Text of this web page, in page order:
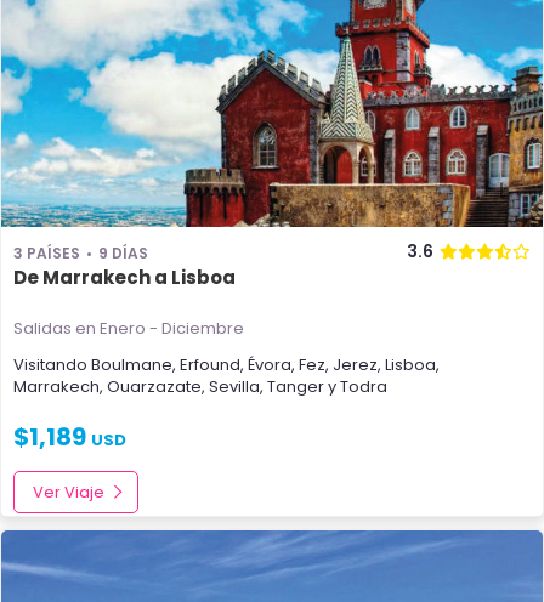
3 PAÍSES 9 DÍAS 3.6
De Marrakech a Lisboa
Salidas en Enero - Diciembre
Visitando Boulmane, Erfound, Évora, Fez, Jerez, Lisboa,
Marrakech, Ouarzazate, Sevilla, TangeryTodra
$1,189 USD
Ver Viaje